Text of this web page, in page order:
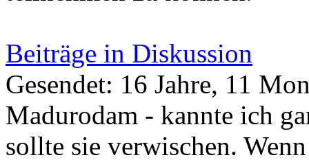
Beiträge in Diskussion
Gesendet: 16 Jahre, 11
Madurodam - kannte ich
sollte sie verwischen.